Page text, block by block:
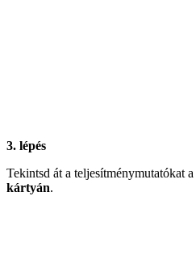
3. lépés
Tekintsd át a teljesítménymutatókat a
kártyán.